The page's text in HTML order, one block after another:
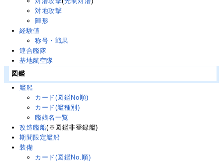
対地攻撃
陣形
経験値
称号・戦果
連合艦隊
基地航空隊
図鑑
艦船
カード(図鑑No順)
カード(艦種別)
艦娘名一覧
改造艦船(※図鑑非登録艦)
期間限定艦船
装備
カード(図鑑No.順)